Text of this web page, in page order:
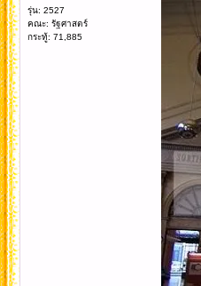
รุ่น: 2527
คณะ: รัฐศาสตร์
กระทู้: 71,885